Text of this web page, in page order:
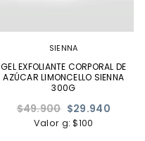
SIENNA
GEL EXFOLIANTE CORPORAL DE
AZÚCAR LIMONCELLO SIENNA
300G
Precio
habitual
$49.900 $29.940
Valor g: $100